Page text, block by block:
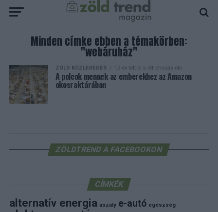
Minden címke ebben a témakörben:
"webáruház"
ZÖLD KÖZLEKEDÉS 12 év telt el a létrehozás óta
A polcok mennek az emberekhez az Amazon
okosraktárában
ZÖLDTREND A FACEBOOKON
CÍMKÉK
alternatív energia aszály e-autó egészség